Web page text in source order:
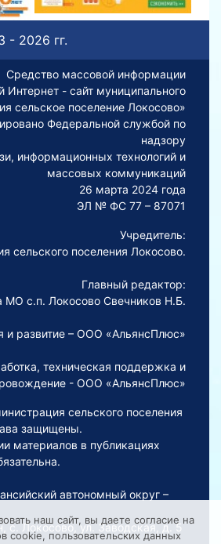
- 2026 гг.
Средство массовой информации
Интернет - сайт муниципального
сельское поселение Локосово»
Федеральной службой по
надзору
информационных технологий и
массовых коммуникаций
26 марта 2024 года
ЭЛ № ФС 77 – 87071
Учредитель:
сельского поселения Локосово.
Главный редактор:
МО с.п. Локосово Свечников Н.Б.
и развитие – ООО «АльянсПлюс»
техническая поддержка и
- ООО «АльянсПлюс»
сельского поселения
защищены.
материалов в публикациях
автономный округ –
с. Локосово, ул. Заводская, д. 5
наш сайт, вы даете согласие на
cookie, пользовательских данных